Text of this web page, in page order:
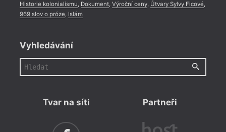
Historie kolonialismu, Dokument, Výroční ceny, Útvary Sylvy Ficové,
969 slov o próze, Islám
Vyhledávání
Tvar na síti Partneři